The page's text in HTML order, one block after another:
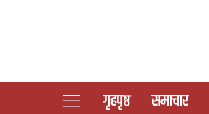
गृहपृष्ठ समाचार